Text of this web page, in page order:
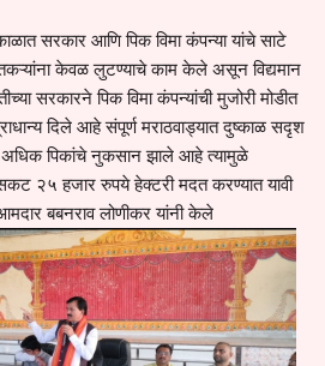
सरकार आणि पिक विमा कंपन्या यांचे साटे
केवळ लुटण्याचे काम केले असून विद्यमान
सरकारने पिक विमा कंपन्यांची मुजोरी मोडीत
दिले आहे संपूर्ण मराठवाड्यात दुष्काळ सदृश
अधिक पिकांचे नुकसान झाले आहे त्यामुळे
२५ हजार रुपये हेक्टरी मदत करण्यात यावी
बबनराव लोणीकर यांनी केले